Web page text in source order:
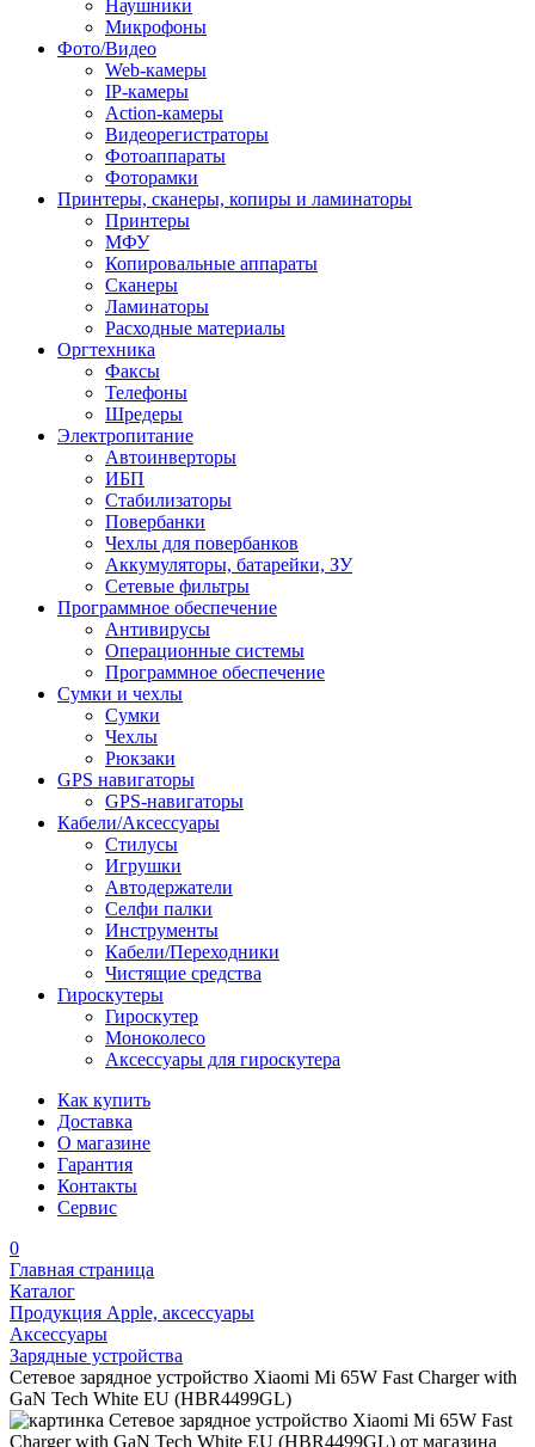
Наушники
Микрофоны
Фото/Видео
Web-камеры
IP-камеры
Action-камеры
Видеорегистраторы
Фотоаппараты
Фоторамки
Принтеры, сканеры, копиры и ламинаторы
Принтеры
МФУ
Копировальные аппараты
Сканеры
Ламинаторы
Расходные материалы
Оргтехника
Факсы
Телефоны
Шредеры
Электропитание
Автоинверторы
ИБП
Стабилизаторы
Повербанки
Чехлы для повербанков
Аккумуляторы, батарейки, ЗУ
Сетевые фильтры
Программное обеспечение
Антивирусы
Операционные системы
Программное обеспечение
Сумки и чехлы
Сумки
Чехлы
Рюкзаки
GPS навигаторы
GPS-навигаторы
Кабели/Аксессуары
Стилусы
Игрушки
Автодержатели
Селфи палки
Инструменты
Кабели/Переходники
Чистящие средства
Гироскутеры
Гироскутер
Моноколесо
Аксессуары для гироскутера
Как купить
Доставка
О магазине
Гарантия
Контакты
Сервис
0
Главная страница
Каталог
Продукция Apple, аксессуары
Аксессуары
Зарядные устройства
Сетевое зарядное устройство Xiaomi Mi 65W Fast Charger with
GaN Tech White EU (HBR4499GL)